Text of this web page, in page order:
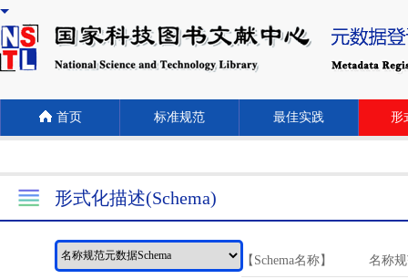
首页 标准规范 最佳实践 形
形式化描述(Schema)
【Schema名称】 名称规